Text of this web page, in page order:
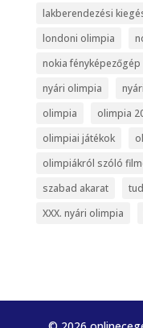
lakberendezési
londoni olimpia
nokia fényképezőgép
nyári olimpia
olimpia
olimpia
olimpiai játékok
olimpiákról szóló
szabad akarat
XXX. nyári olimpia